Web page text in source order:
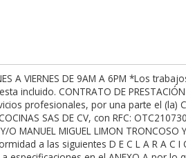
o recordatorio del mismo y se realizará de la siguiente manera: BAJO NINGUNA SITUACION SE PROCEDERA A INSTALAR SIN CUBRIR EL MONTO TOTAL DEL PRESENTE CONTRATO. a) EL CLIENTE pagará a ON TIME la cantidad del 25% del monto contratado , A LA FIRMA DEL PRESENTE CONTRATO como anticipo del trabajo. b) EL CLIENTE pagará a ON TIME la cantidad de 75% del total contratado, PREVIO A LA PRIMERA VISITA DE INSTALACIÓN PARA PODER EFECTUARLA, como pago total del trabajo contratado. Todo esto sin incluir el Apartado de Extras y elementos adicionales. Si al Momento de Agendar Instalación por parte de ON TIME, EL CLIENTE no puede recibir su proyecto: EL CLIENTE deberá pagar a ON TIME el 30% del monto total del contrato como ANTICIPO al PROYECTO. En caso de no realizar este ABONO PARCIAL, EL CLIENTE ACEPTA un cargo de $5,000 pesos por mes, adicional al monto del contrato, por almacenamiento y resguardo de su proyecto. CUARTA. – CANCELACION, En caso de que EL CLIENTE cancele o suspenda los pagos (un maximo de 45 dias naturales apartir del ultimo pago), deberá pagar una penalización por honorarios de $10,000 diez mil pesos adicionales al Anticipo, Dicho Anticipo será sin Reembolso ni Aplicable al monto de penalización. EL CLIENTE deberá cumplir forzosamente con las clausulas CATORCE Y DIECISEIS. ASI COMO LA ELIMINACION POR COMPLETO DE LA CLAUSULA DE GARANTIA. EL TERMINO DEL PRESENTE CONTRATO ES POR UN PLAZO NO MAYOR DE 90 DIAS NATURALES HASTA SU RESCISION Y DADO POR TERMINADO. Si se requiere ampliar EL CLIENTE, se debera solicitar por escrito con autorizacion por parte de ON TIME. QUINTA.- GASTOS. El precio estipulado en la cláusula segunda del presente instrumento, de ninguna manera incluye los gastos que pudieran derivarse en el cumplimiento de las obligaciones de ON TIME, en caso de existir la necesidad de que ON TIME se traslade a cualquier otra ciudad de la República Mexicana, los gastos correrán por cuenta de EL CLIENTE. Estos gastos incluirán, los costos que generen el transporte, los alimentos y el hospedaje. Sin embargo, no se cobrará a EL CLIENTE ningún tipo de honorario especial por concepto de prestación de servicios foráneos. Se considera como gastos foraneos a los hechos en instalaciones fuera de la